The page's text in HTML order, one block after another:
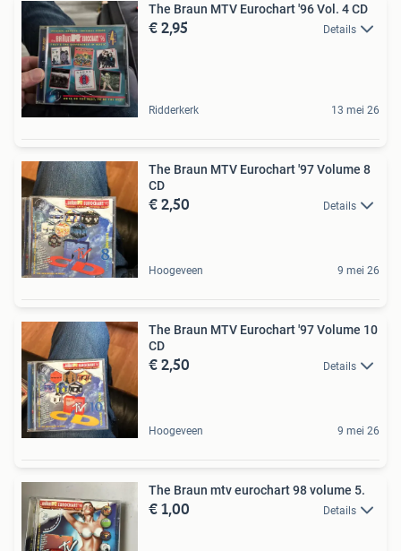
The Braun MTV Eurochart '96 Vol. 4 CD
€ 2,95 Details
Ridderkerk 13 mei 26
The Braun MTV Eurochart '97 Volume 8
CD
€ 2,50 Details
Hoogeveen 9 mei 26
The Braun MTV Eurochart '97 Volume 10
CD
€ 2,50 Details
Hoogeveen 9 mei 26
The Braun mtv eurochart 98 volume 5.
€ 1,00 Details